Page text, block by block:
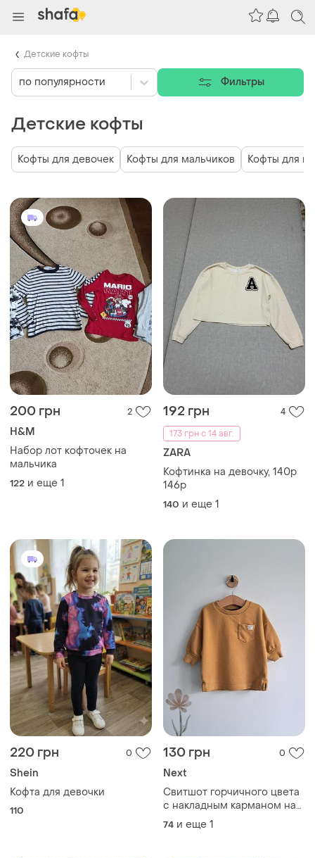
Детские кофты
по популярности Фильтры
Детские кофты
Кофты для девочек Кофты для мальчиков Кофты для
200 грн 2
H&M
Набор лот кофточек на
мальчика
122 и еще 1
192 грн
4
173 грн с 14 авг.
ZARA
Кофтинка на девочку, 140р
146р
140 и еще 1
220 грн 0
Shein
Кофта для девочки
110
130 грн 0
Next
Свитшот горчичного цвета
с накладным карманом на
груди с декоративной
нашивкой и боковые
74 и еще 1